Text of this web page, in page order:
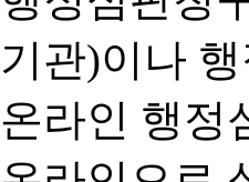
기관)이나
온라인 행정